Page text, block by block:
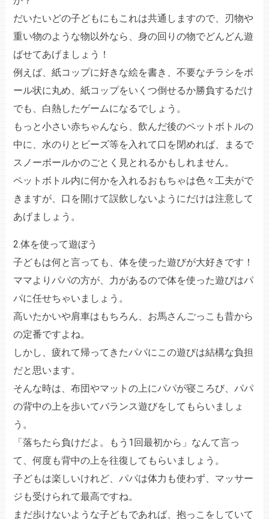
だいたいどの子どもにもこれは共通しますので、刃物や
重い物のような物以外なら、身の回りの物でどんどん遊
ばせてあげましょう！
例えば、紙コップに好きな絵を書き、不要なチラシをボ
ール状に丸め、紙コップをいくつ倒せるか勝負するだけ
でも、白熱したゲームになるでしょう。
もっと小さい赤ちゃんなら、飲んだ後のペットボトルの
中に、水のりとビーズ等を入れて口を閉めれば、まるで
スノーボールかのごとく見とれるかもしれません。
ペットボトル内に何かを入れるおもちゃは色々工夫がで
きますが、口を開けて誤飲しないようにだけは注意して
あげましょう。
2.体を使って遊ぼう
子どもは何と言っても、体を使った遊びが大好きです！
ママよりパパの方が、力があるので体を使った遊びはパ
パに任せちゃいましょう。
高いたかいや肩車はもちろん、お馬さんごっこも昔から
の定番ですよね。
しかし、疲れて帰ってきたパパにこの遊びは結構な負担
だと思います。
そんな時は、布団やマットの上にパパが寝ころび、パパ
の背中の上を歩いてバランス遊びをしてもらいましょ
う。
「落ちたら負けだよ。もう1回最初から」なんて言っ
て、何度も背中の上を往復してもらいましょう。
子どもは楽しいけれど、パパは体力も使わず、マッサー
ジも受けられて最高ですね。
まだ歩けないような子どもであれば、抱っこをしていて